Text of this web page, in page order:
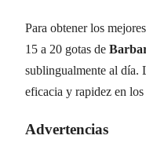
Para obtener los
15 a 20 gotas de
sublingualmente al día.
eficacia y rapidez en los
Advertencias